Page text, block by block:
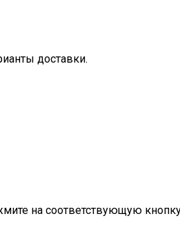
доставки.
на соответствующую